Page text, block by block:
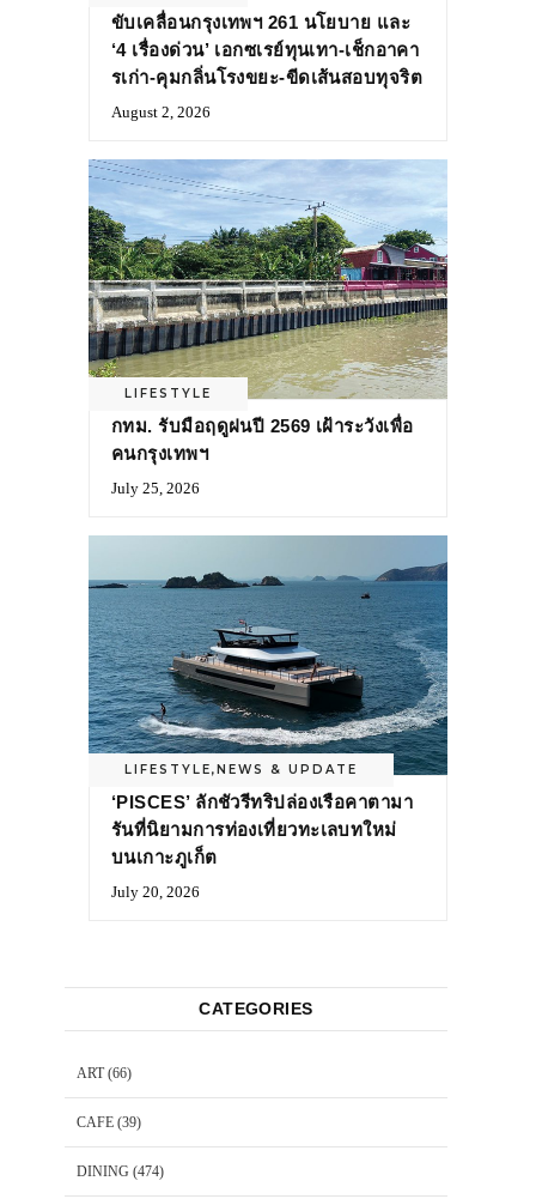
ขับเคลื่อนกรุงเทพฯ 261 นโยบาย และ
‘4 เรื่องด่วน’ เอกซเรย์ทุนเทา-เช็กอาคา
รเก่า-คุมกลิ่นโรงขยะ-ขีดเส้นสอบทุจริต
August 2, 2026
LIFESTYLE
กทม. รับมือฤดูฝนปี 2569 เฝ้าระวังเพื่อ
คนกรุงเทพฯ
July 25, 2026
LIFESTYLE, NEWS & UPDATE
‘PISCES’ ลักชัวรีทริปล่องเรือคาตามา
รันที่นิยามการท่องเที่ยวทะเลบทใหม่
บนเกาะภูเก็ต
July 20, 2026
CATEGORIES
ART(66)
CAFE (39)
DINING (474)